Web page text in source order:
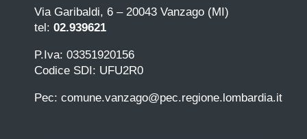
Via Garibaldi, 6 – 20043 Vanzago (MI)
tel: 02.939621
P.Iva: 03351920156
Codice SDI: UFU2R0
Pec: comune.vanzago@pec.regione.lombardia.it